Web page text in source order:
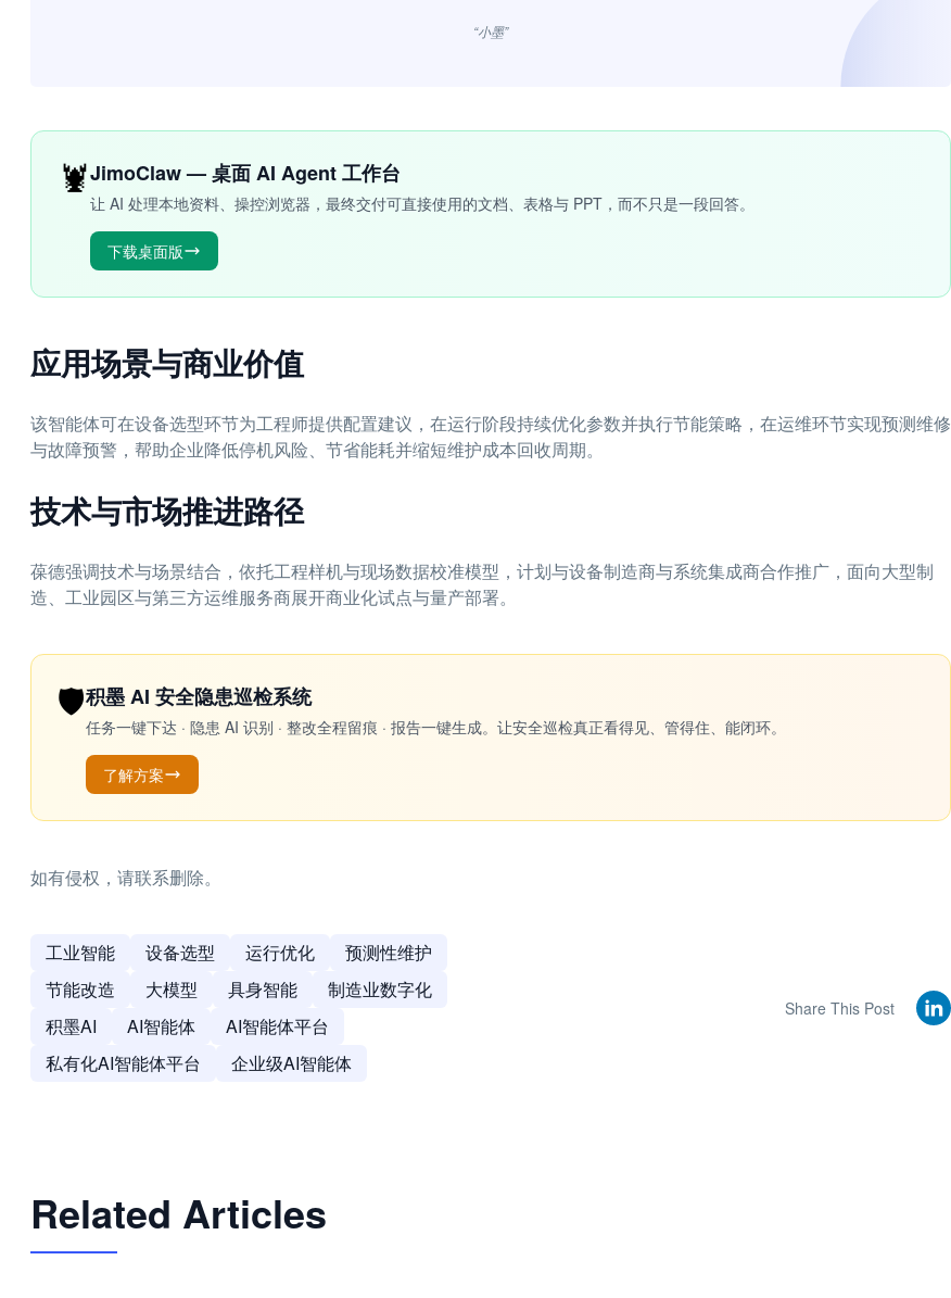
“小墨”
🦞JimoClaw — 桌面 AI Agent 工作台
让 AI 处理本地资料、操控浏览器，最终交付可直接使用的文档、表格与 PPT，而不只是一段回答。
下载桌面版
应用场景与商业价值
该智能体可在设备选型环节为工程师提供配置建议，在运行阶段持续优化参数并执行节能策略，在运维环节实现预测维修
与故障预警，帮助企业降低停机风险、节省能耗并缩短维护成本回收周期。
技术与市场推进路径
葆德强调技术与场景结合，依托工程样机与现场数据校准模型，计划与设备制造商与系统集成商合作推广，面向大型制
造、工业园区与第三方运维服务商展开商业化试点与量产部署。
🛡️积墨 AI 安全隐患巡检系统
任务一键下达 · 隐患 AI 识别 · 整改全程留痕 · 报告一键生成。让安全巡检真正看得见、管得住、能闭环。
了解方案
如有侵权，请联系删除。
工业智能 设备选型 运行优化
预测性维护
节能改造
大模型 具身智能
制造业数字化
积墨AI
AI智能体
AI智能体平台
私有化AI智能体平台
企业级AI智能体
Share This Post
Related Articles